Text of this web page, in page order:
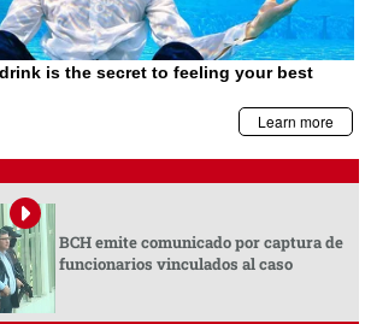
BCH emite comunicado por captura de
funcionarios vinculados al caso